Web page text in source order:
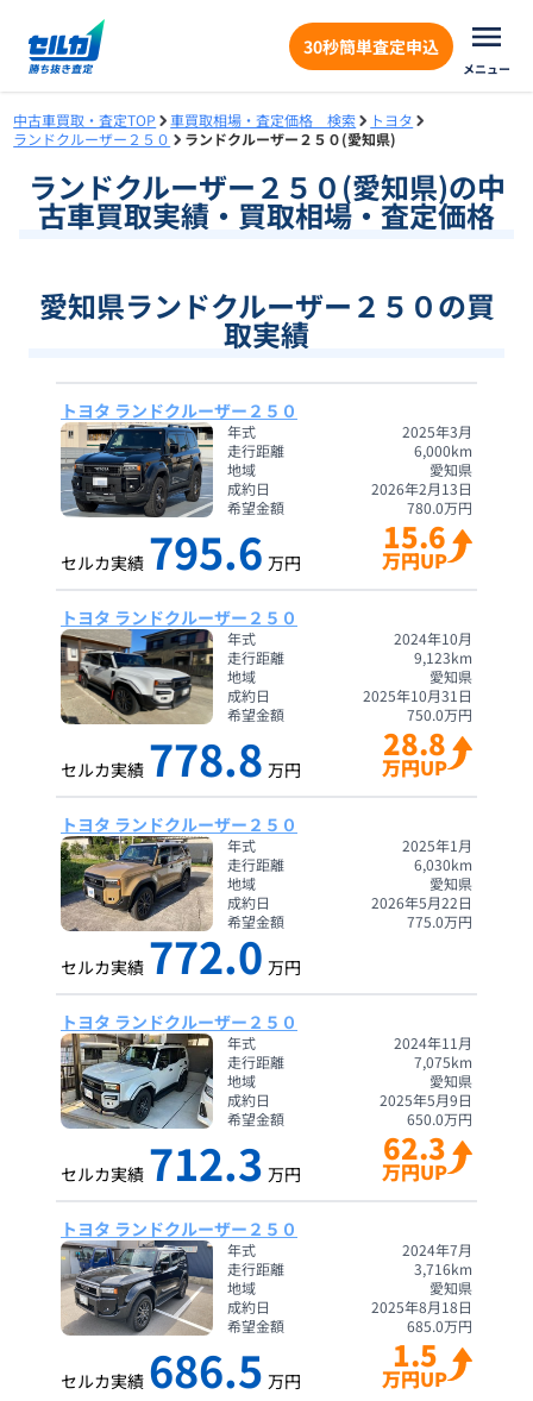
30秒簡単査定申込
メニュー
中古車買取・査定TOP 車買取相場・査定価格 検索
トヨタ
ランドクルーザー２５０
ランドクルーザー２５０(愛知県)
ランドクルーザー２５０ (愛知県)の中
古車買取実績・買取相場・査定価格
愛知県ランドクルーザー２５０の買
取実績
トヨタ ランドクルーザー２５０
年式
2025年3月
走行距離
6,000km
地域
愛知県
成約日
2026年2月13日
希望金額
780.0万円
セルカ実績 795.6 万円
15.6
万円UP
トヨタ ランドクルーザー２５０
年式
2024年10月
走行距離
9,123km
地域
愛知県
成約日
2025年10月31日
希望金額
750.0万円
セルカ実績 778.8 万円
28.8
万円UP
トヨタ ランドクルーザー２５０
年式
2025年1月
走行距離
6,030km
地域
愛知県
成約日
2026年5月22日
希望金額
775.0万円
セルカ実績 772.0 万円
トヨタ ランドクルーザー２５０
年式
2024年11月
走行距離
7,075km
地域
愛知県
成約日
2025年5月9日
希望金額
650.0万円
セルカ実績 712.3 万円
62.3
万円UP
トヨタ ランドクルーザー２５０
年式
2024年7月
走行距離
3,716km
地域
愛知県
成約日
2025年8月18日
希望金額
685.0万円
セルカ実績 686.5 万円
1.5
万円UP